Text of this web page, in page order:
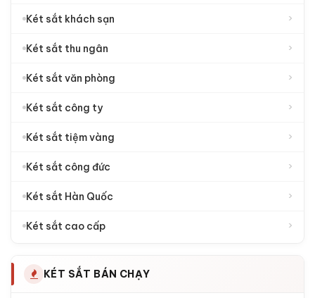
Két sắt khách sạn ›
Két sắt thu ngân ›
Két sắt văn phòng ›
Két sắt công ty ›
Két sắt tiệm vàng ›
Két sắt công đức ›
Két sắt Hàn Quốc ›
Két sắt cao cấp ›
KÉT SẮT BÁN CHẠY